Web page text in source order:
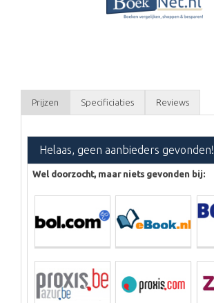
Prijzen Specificiaties Reviews
Helaas, geen aanbieders gevonden!
Wel doorzocht, maar niets gevonden bij: